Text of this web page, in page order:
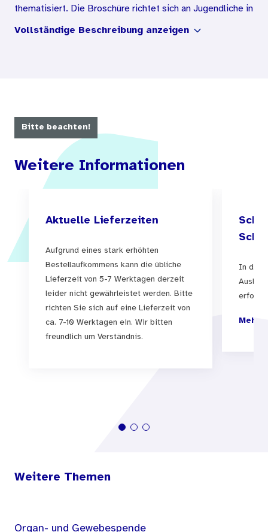
thematisiert. Die Broschüre richtet sich an Jugendliche in
Vollständige Beschreibung anzeigen
Bitte beachten!
Weitere Informationen
Aktuelle Lieferzeiten
Aufgrund eines stark erhöhten
Bestellaufkommens kann die übliche
Lieferzeit von 5-7 Werktagen derzeit
leider nicht gewährleistet werden. Bitte
richten Sie sich auf eine Lieferzeit von
ca. 7-10 Werktagen ein. Wir bitten
freundlich um Verständnis.
In der
Mehr
Weitere Themen
Organ- und Gewebespende